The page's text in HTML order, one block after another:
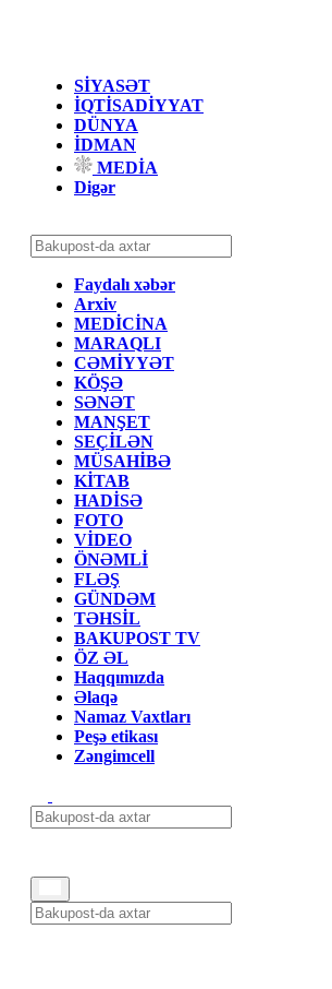
SİYASƏT
İQTİSADİYYAT
DÜNYA
İDMAN
MEDİA
Digər
Faydalı xəbər
Arxiv
MEDİCİNA
MARAQLI
CƏMİYYƏT
KÖŞƏ
SƏNƏT
MANŞET
SEÇİLƏN
MÜSAHİBƏ
KİTAB
HADİSƏ
FOTO
VİDEO
ÖNƏMLİ
FLƏŞ
GÜNDƏM
TƏHSİL
BAKUPOST TV
ÖZ ƏL
Haqqımızda
Əlaqə
Namaz Vaxtları
Peşə etikası
Zəngimcell